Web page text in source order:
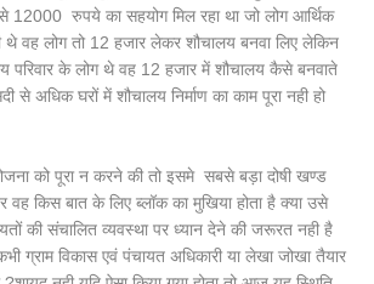
12000 रुपये का सहयोग मिल रहा था जो लोग आर्थिक
थे वह लोग तो 12 हजार लेकर शौचालय बनवा लिए लेकिन
परिवार के लोग थे वह 12 हजार में शौचालय कैसे बनवाते
से अधिक घरों में शौचालय निर्माण का काम पूरा नही हो
योजना को पूरा न करने की तो इसमे सबसे बड़ा दोषी खण्ड
वह किस बात के लिए ब्लॉक का मुखिया होता है क्या उसे
की संचालित व्यवस्था पर ध्यान देने की जरूरत नही है
ग्राम विकास एवं पंचायत अधिकारी या लेखा जोखा तैयार